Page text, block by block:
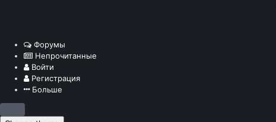
Форумы
Непрочитанные
Войти
Регистрация
Больше